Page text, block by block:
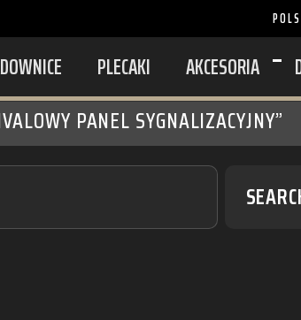
PLECAKI AKCESORIA
PANEL SYGNALIZACYJNY”